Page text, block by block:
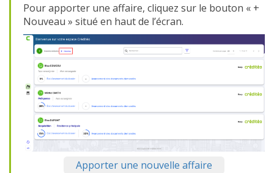
Pour apporter une affaire, cliquez sur le bouton « +
Nouveau » situé en haut de l’écran.
Apporter une nouvelle affaire